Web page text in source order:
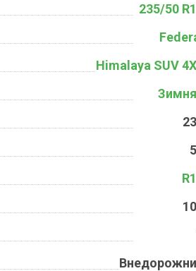
235/50
Himalaya SUV